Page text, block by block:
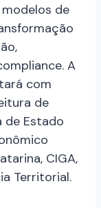
de
A
com
de
de Estado
CIGA,
Territorial.